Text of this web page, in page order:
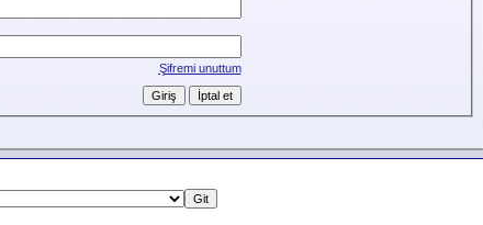
Şifremi unuttum